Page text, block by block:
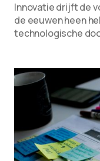
Innovatie drijft de
de eeuwen heen
technologische